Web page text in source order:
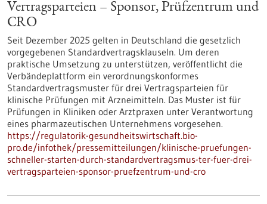
Vertragsparteien – Sponsor, Prüfzentrum und
CRO
Seit Dezember 2025 gelten in Deutschland die gesetzlich
vorgegebenen Standardvertragsklauseln. Um deren
praktische Umsetzung zu unterstützen, veröffentlicht die
Verbändeplattform ein verordnungskonformes
Standardvertragsmuster für drei Vertragsparteien für
klinische Prüfungen mit Arzneimitteln. Das Muster ist für
Prüfungen in Kliniken oder Arztpraxen unter Verantwortung
eines pharmazeutischen Unternehmens vorgesehen.
https://regulatorik-gesundheitswirtschaft.bio-
pro.de/infothek/pressemitteilungen/klinische-pruefungen-
schneller-starten-durch-standardvertragsmus-ter-fuer-drei-
vertragsparteien-sponsor-pruefzentrum-und-cro